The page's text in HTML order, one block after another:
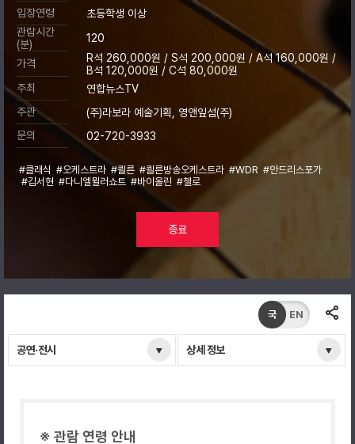
입장연령
초등학생 이상
관람시간
(분)
120
가격
R석 260,000원 / S석 200,000원 / A석 160,000원 /
B석 120,000원 / C석 80,000원
주최
연합뉴스TV
주관
(주)라보라 예술기획, 영앤잎섬(주)
문의
02-720-3933
#클래식 #오케스트라 #쾰른 #쾰른방송오케스트라 #WDR #안드리스포가
#김서현 #다니엘뮐러쇼트 #바이올린 #첼로
종료
공연·전시 상세 정보
국 EN
※ 관람 연령 안내